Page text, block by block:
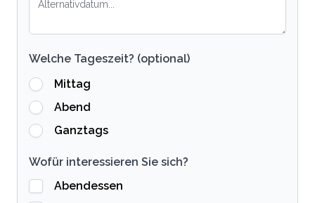
Welche Tageszeit? (optional)
Mittag
Abend
Ganztags
Wofür interessieren Sie sich?
Abendessen